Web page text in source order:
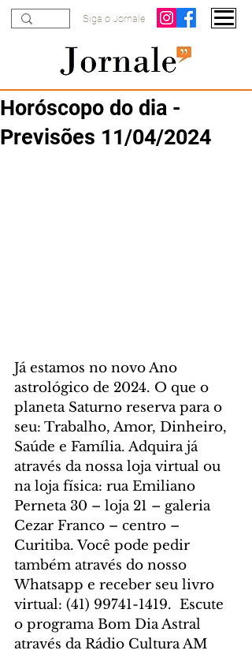
Siga o Jornale
Horóscopo do dia -
Previsões 11/04/2024
Já estamos no novo Ano
astrológico de 2024. O que o
planeta Saturno reserva para o
seu: Trabalho, Amor, Dinheiro,
Saúde e Família. Adquira já
através da nossa loja virtual ou
na loja física: rua Emiliano
Perneta 30 – loja 21 – galeria
Cezar Franco – centro –
Curitiba. Você pode pedir
também através do nosso
Whatsapp e receber seu livro
virtual: (41) 99741-1419.  Escute
o programa Bom Dia Astral
através da Rádio Cultura AM